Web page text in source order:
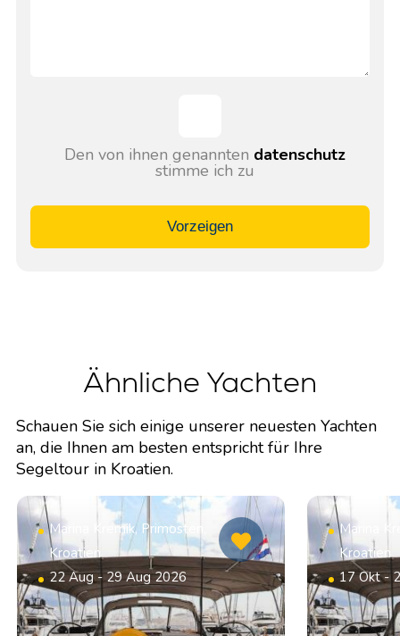
Den von ihnen genannten datenschutz
stimme ich zu
Vorzeigen
Ähnliche Yachten
Schauen Sie sich einige unserer neuesten Yachten
an, die Ihnen am besten entspricht für Ihre
Segeltour in Kroatien.
Marina Kremik, Primosten,
Kroatien
22 Aug - 29 Aug 2026
Marina
Kroatien
17 Okt -